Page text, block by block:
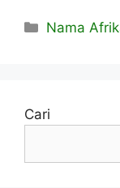
Kategori
Nama
Cari